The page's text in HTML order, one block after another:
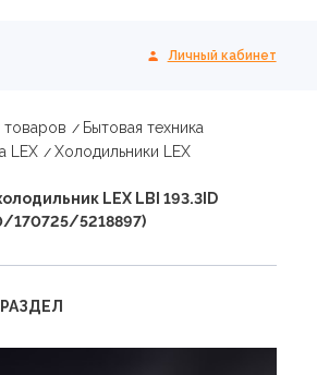
Личный кабинет
товаров
Бытовая техника
LEX
Холодильники LEX
LEX LBI 193.3ID
170725/5218897)